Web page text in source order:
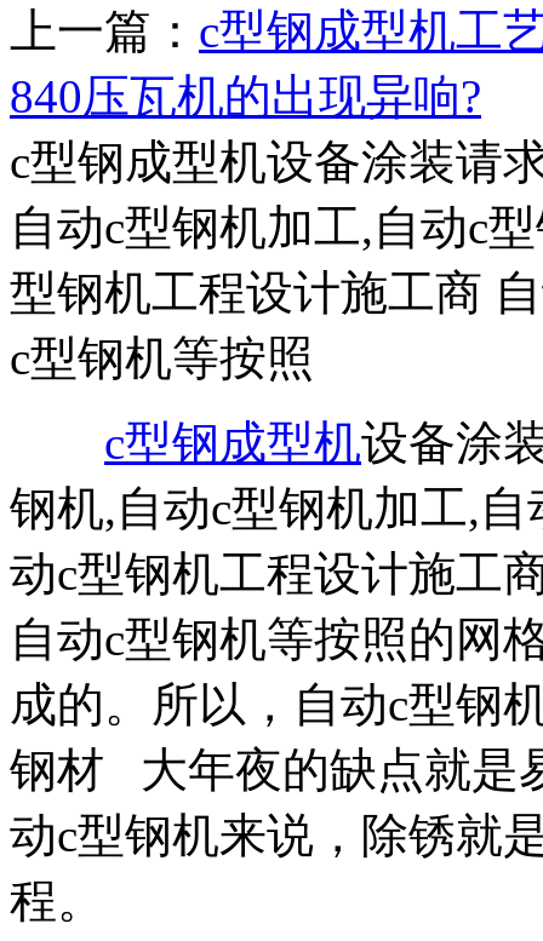
上一篇： c型钢成型机工
840压瓦机的出现异响?
c型钢成型机设备涂装请
自动c型钢机加工,自动c
型钢机工程设计施工商
c型钢机等按照
c型钢成型机设备涂
钢机,自动c型钢机加工,
动c型钢机工程设计施工
自动c型钢机等按照的网
成的。所以，自动c型钢
钢材 大年夜的缺点就是
动c型钢机来说，除锈就
程。